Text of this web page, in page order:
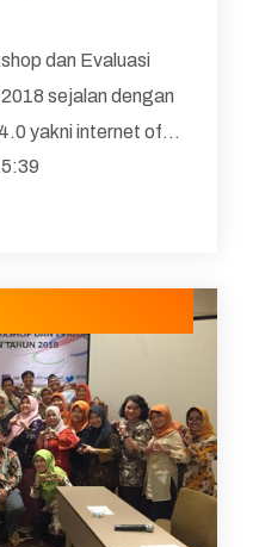
dan Evaluasi
sejalan dengan
yakni internet of
Program Kemitraan